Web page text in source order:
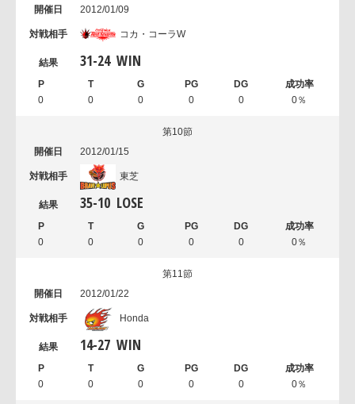
2012/01/09
コカ・コーラW
31-24 WIN
0 0 0 0 0 0％
第10節
2012/01/15
東芝
35-10 LOSE
0 0 0 0 0 0％
第11節
2012/01/22
Honda
14-27 WIN
0 0 0 0 0 0％